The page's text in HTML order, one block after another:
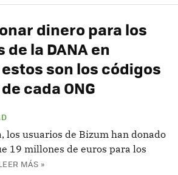
dinero para los
la DANA en
son los códigos
cada ONG
los usuarios de Bizum han donado
19 millones de euros para los
MÁS »